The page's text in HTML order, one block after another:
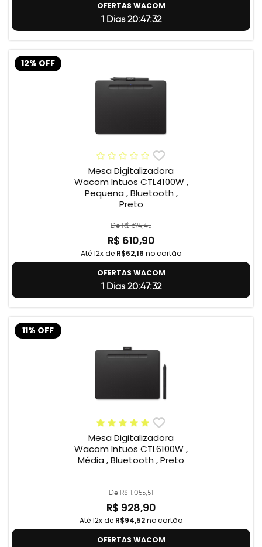
OFERTAS WACOM
1 Dias 20:47:32
12% OFF
Mesa Digitalizadora
Wacom Intuos CTL4100W ,
Pequena , Bluetooth ,
Preto
De R$ 694,45
R$ 610,90
Até 12x de R$62,16 no cartão
OFERTAS WACOM
1 Dias 20:47:32
11% OFF
Mesa Digitalizadora
Wacom Intuos CTL6100W ,
Média , Bluetooth , Preto
De R$ 1.055,51
R$ 928,90
Até 12x de R$94,52no cartão
OFERTAS WACOM